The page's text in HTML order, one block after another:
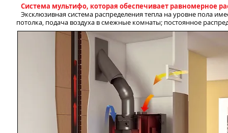
Система мультифо, которая обеспечивает равномерное
Эксклюзивная система распределения тепла на уровне пола
потолка, подача воздуха в смежные комнаты; постоянное